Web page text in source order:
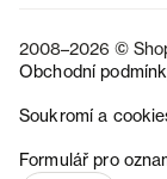
2008–2026 ©
Obchodní
Soukromí a
Formulář pro